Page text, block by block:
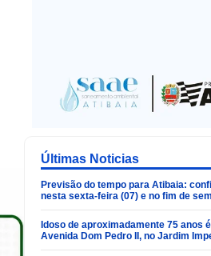
Últimas Noticias
Previsão do tempo para Atibaia:
nesta sexta-feira (07) e no fim de
Idoso de aproximadamente 75 anos
Avenida Dom Pedro II, no Jardim